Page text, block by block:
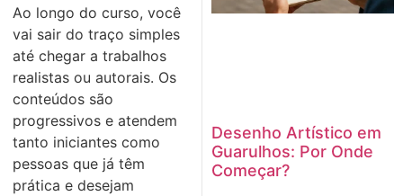
Ao longo do curso, você
vai sair do traço simples
até chegar a trabalhos
realistas ou autorais. Os
conteúdos são
progressivos e atendem
tanto iniciantes como
pessoas que já têm
prática e desejam
Desenho Artístico em
Guarulhos: Por Onde
Começar?